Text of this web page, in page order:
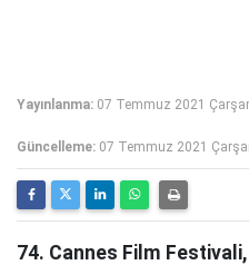
Yayınlanma: 07 Temmuz 2021
Güncelleme: 07 Temmuz 2021
74. Cannes Film